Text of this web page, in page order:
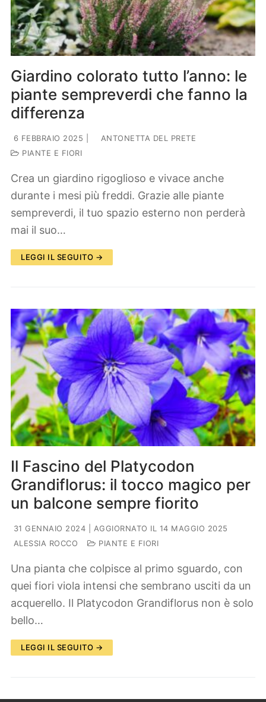
Piante e fiori
Lifestyle
Viaggi
Zodiaco
Giardino colorato tutto l’anno: le
piante sempreverdi che fanno la
differenza
6 FEBBRAIO 2025
ANTONETTA DEL PRETE
PIANTE E FIORI
Crea un giardino rigoglioso e vivace anche
durante i mesi più freddi. Grazie alle piante
sempreverdi, il tuo spazio esterno non perderà
mai il suo…
LEGGI IL SEGUITO →
Il Fascino del Platycodon
Grandiflorus: il tocco magico per
un balcone sempre fiorito
31 GENNAIO 2024 | AGGIORNATO IL 14 MAGGIO 2025
ALESSIA ROCCO
PIANTE E FIORI
Una pianta che colpisce al primo sguardo, con
quei fiori viola intensi che sembrano usciti da un
acquerello. Il Platycodon Grandiflorus non è solo
bello…
LEGGI IL SEGUITO →